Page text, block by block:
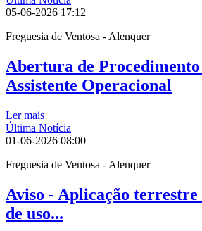
05-06-2026 17:12
Freguesia de Ventosa - Alenquer
Abertura de
Assistente Operacional
Ler mais
Última Notícia
01-06-2026 08:00
Freguesia de Ventosa - Alenquer
Aviso - Aplicação
de uso...